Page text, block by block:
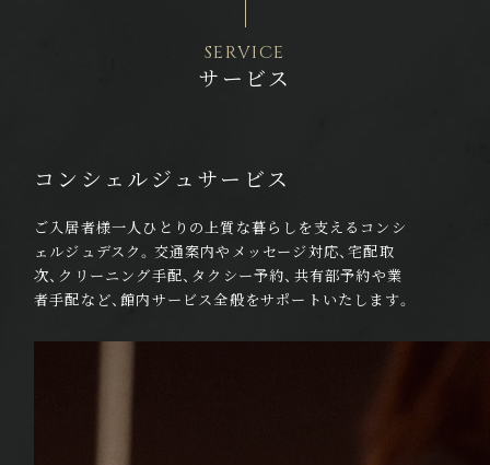
SERVICE
サービス
コンシェルジュサービス
ご入居者様一人ひとりの上質な暮らしを支えるコンシ
ェルジュデスク。交通案内やメッセージ対応、宅配取
次、クリーニング手配、タクシー予約、共有部予約や業
者手配など、館内サービス全般をサポートいたします。